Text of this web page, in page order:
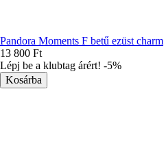
Pandora Moments F betű ezüst charm
13 800 Ft
Lépj be a klubtag árért! -5%